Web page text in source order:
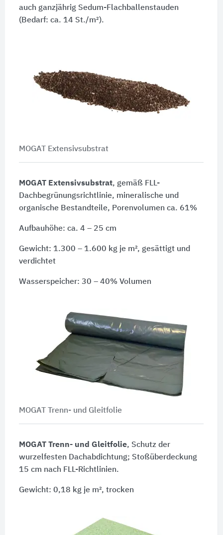
auch ganzjährig Sedum-Flachballenstauden
(Bedarf: ca. 14 St./m²).
MOGAT Extensivsubstrat
MOGAT Extensivsubstrat, gemäß FLL-
Dachbegrünungsrichtlinie, mineralische und
organische Bestandteile, Porenvolumen ca. 61%
Aufbauhöhe: ca. 4 – 25 cm
Gewicht: 1.300 – 1.600 kg je m², gesättigt und
verdichtet
Wasserspeicher: 30 – 40% Volumen
MOGAT Trenn- und Gleitfolie
MOGAT Trenn- und Gleitfolie, Schutz der
wurzelfesten Dachabdichtung; Stoßüberdeckung
15 cm nach FLL-Richtlinien.
Gewicht: 0,18 kg je m², trocken